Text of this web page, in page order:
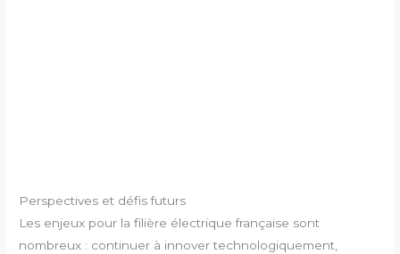
Perspectives et défis futurs
Les enjeux pour la filière électrique française sont
nombreux : continuer à innover technologiquement,